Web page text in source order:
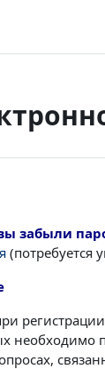
забыли
(потребуется
необходимо